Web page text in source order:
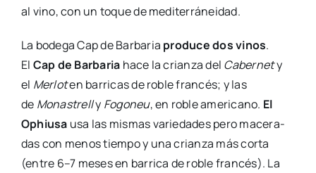
al vino, con un toque de medi­te­rrá­nei­dad.
La bode­ga Cap de Bar­ba­ria pro­du­ce dos vinos.
El Cap de Bar­ba­ria hace la crian­za del Caber­nety
el Mer­loten barri­cas de roble fran­cés; y las
de Monas­trelly Fogo­neu, en roble ame­ri­cano. El
Ophiu­sa usa las mis­mas varie­da­des pero mace­ra­
das con menos tiem­po y una crian­za más cor­ta
(entre 6–7 meses en barri­ca de roble fran­cés). La